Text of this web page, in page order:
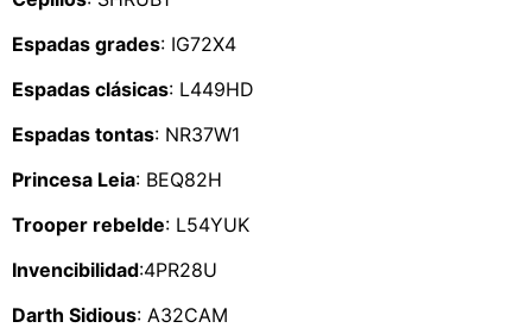
Espadas grades: IG72X4
Espadas clásicas: L449HD
Espadas tontas: NR37W1
Princesa Leia: BEQ82H
Trooper rebelde: L54YUK
Invencibilidad:4PR28U
Darth Sidious: A32CAM